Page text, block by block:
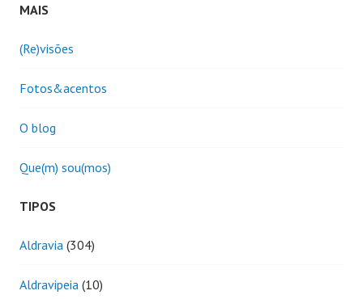
MAIS
(Re)visões
Fotos&acentos
O blog
Que(m) sou(mos)
TIPOS
Aldravia (304)
Aldravipeia (10)